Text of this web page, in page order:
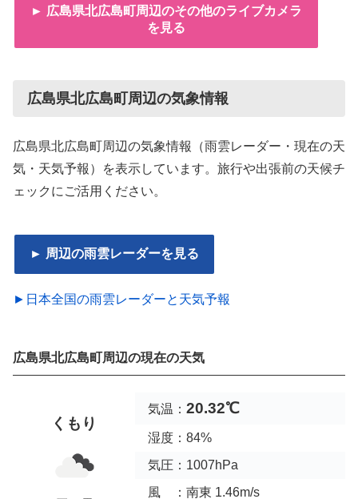
► 広島県北広島町周辺のその他のライブカメラ
を見る
広島県北広島町周辺の気象情報
広島県北広島町周辺の気象情報（雨雲レーダー・現在の天
気・天気予報）を表示しています。旅行や出張前の天候チ
ェックにご活用ください。
► 周辺の雨雲レーダーを見る
►日本全国の雨雲レーダーと天気予報
広島県北広島町周辺の現在の天気
くもり
気温： 20.32℃
湿度：84%
気圧：1007hPa
風 ：南東 1.46m/s